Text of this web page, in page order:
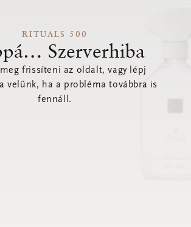
RITUALS 500
Szerverhiba
frissíteni az oldalt, vagy lépj
velünk, ha a probléma továbbra is
fennáll.